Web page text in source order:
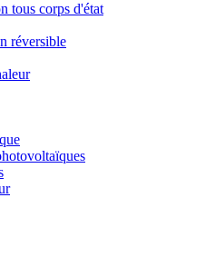
tous corps d'état
réversible